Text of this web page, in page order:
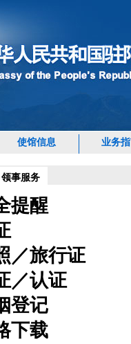
使馆信息 业务
领事服务
提醒
／旅行证
／认证
登记
下载